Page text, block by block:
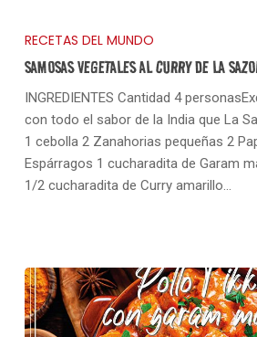
RECETAS DEL MUNDO
SAMOSAS VEGETALES AL CURRY DE LA
INGREDIENTES Cantidad 4
con todo el sabor de la India que La
1 cebolla 2 Zanahorias pequeñas 2
Espárragos 1 cucharadita de Garam
1/2 cucharadita de Curry amarillo…